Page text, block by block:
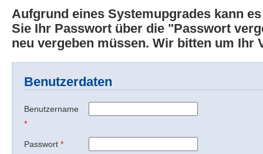
Aufgrund eines Systemupgrades kann
Sie Ihr Passwort über die "Passwort
neu vergeben müssen. Wir bitten um Ihr
Benutzerdaten
Benutzername
*
Passwort *